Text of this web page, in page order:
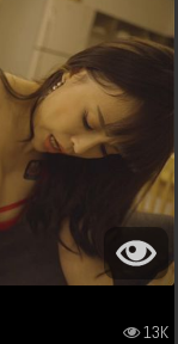
13K